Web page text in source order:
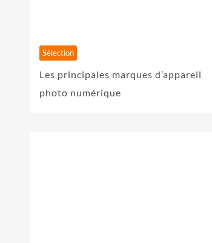
Sélection
Les principales marques d’appareil
photo numérique